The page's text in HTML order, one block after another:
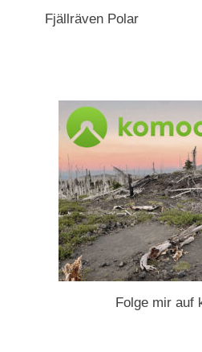
Fjällräven Polar
Folge mir auf